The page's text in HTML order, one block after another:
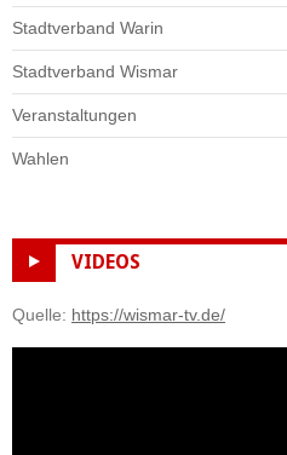
Stadtverband Warin
Stadtverband Wismar
Veranstaltungen
Wahlen
VIDEOS
Quelle: https://wismar-tv.de/